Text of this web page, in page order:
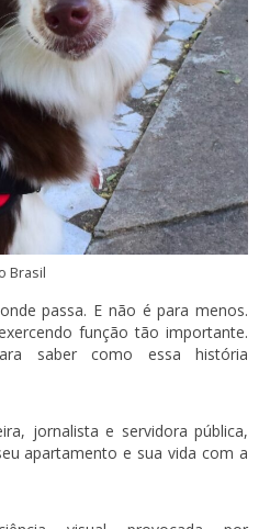
Brasil
passa. E não é para menos.
função tão importante.
saber como essa história
jornalista e servidora pública,
apartamento e sua vida com a